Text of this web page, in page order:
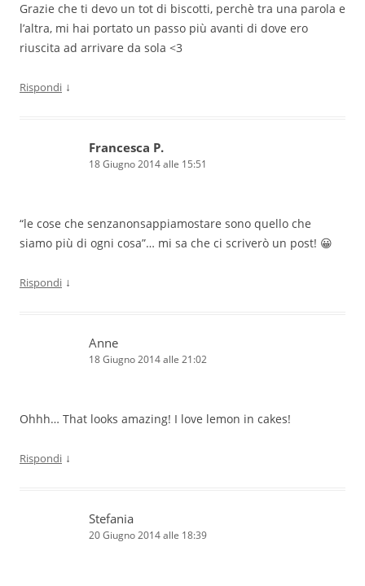
Grazie che ti devo un tot di biscotti, perchè tra una parola e
l’altra, mi hai portato un passo più avanti di dove ero
riuscita ad arrivare da sola <3
Rispondi ↓
Francesca P.
18 Giugno 2014 alle 15:51
“le cose che senzanonsappiamostare sono quello che
siamo più di ogni cosa”… mi sa che ci scriverò un post! 😀
Rispondi ↓
Anne
18 Giugno 2014 alle 21:02
Ohhh… That looks amazing! I love lemon in cakes!
Rispondi ↓
Stefania
20 Giugno 2014 alle 18:39